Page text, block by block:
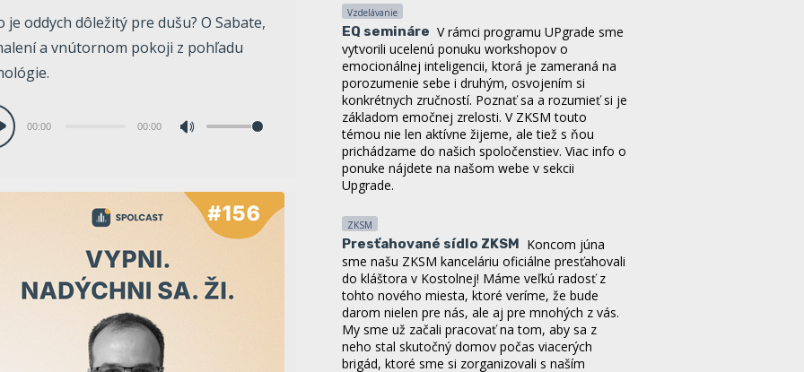
je oddych dôležitý pre dušu? O Sabate,
a vnútornom pokoji z pohľadu
00:00 00:00
Pomocou
zvýšite
alebo
hlasitosť.
EQ semináre
vytvorili ucelenú ponuku workshopov o
emocionálnej inteligencii, ktorá je zameraná na
porozumenie sebe i druhým, osvojením si
konkrétnych zručností. Poznať sa a rozumieť si je
základom emočnej zrelosti. V ZKSM touto
témou nie len aktívne žijeme, ale tiež s ňou
prichádzame do našich spoločenstiev. Viac info o
ponuke nájdete na našom webe v sekcii
Upgrade.
Presťahované sídlo ZKSM
sme našu ZKSM kanceláriu oficiálne presťahovali
do kláštora v Kostolnej! Máme veľkú radosť z
tohto nového miesta, ktoré veríme, že bude
darom nielen pre nás, ale aj pre mnohých z vás.
My sme už začali pracovať na tom, aby sa z
neho stal skutočný domov počas viacerých
brigád, ktoré sme si zorganizovali s naším
tímom.